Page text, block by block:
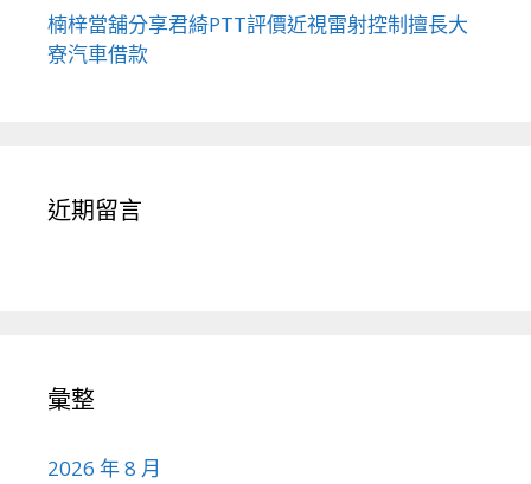
楠梓當舖分享君綺PTT評價近視雷射控制擅長大
寮汽車借款
近期留言
彙整
2026 年 8 月